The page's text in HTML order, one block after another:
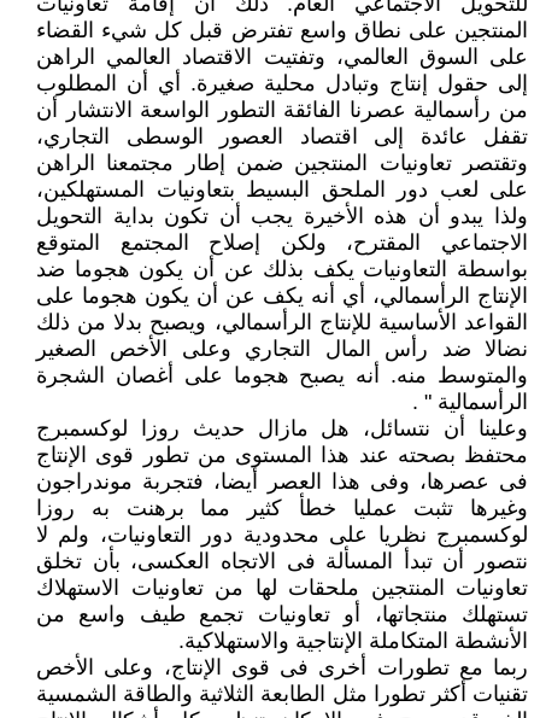
المنتجين على نطاق واسع تفترض قبل كل شيء القضاء
على السوق العالمي، وتفتيت الاقتصاد العالمي الراهن
إلى حقول إنتاج وتبادل محلية صغيرة. أي أن المطلوب
من رأسمالية عصرنا الفائقة التطور الواسعة الانتشار أن
تقفل عائدة إلى اقتصاد العصور الوسطى التجاري،
وتقتصر تعاونيات المنتجين ضمن إطار مجتمعنا الراهن
على لعب دور الملحق البسيط بتعاونيات المستهلكين،
ولذا يبدو أن هذه الأخيرة يجب أن تكون بداية التحويل
الاجتماعي المقترح، ولكن إصلاح المجتمع المتوقع
بواسطة التعاونيات يكف بذلك عن أن يكون هجوما ضد
الإنتاج الرأسمالي، أي أنه يكف عن أن يكون هجوما على
القواعد الأساسية للإنتاج الرأسمالي، ويصبح بدلا من ذلك
نضالا ضد رأس المال التجاري وعلى الأخص الصغير
والمتوسط منه. أنه يصبح هجوما على أغصان الشجرة
الرأسمالية " .
وعلينا أن نتسائل، هل مازال حديث روزا لوكسمبرج
محتفظ بصحته عند هذا المستوى من تطور قوى الإنتاج
فى عصرها، وفى هذا العصر أيضا، فتجربة موندراجون
وغيرها تثبت عمليا خطأ كثير مما برهنت به روزا
لوكسمبرج نظريا على محدودية دور التعاونيات، ولم لا
نتصور أن تبدأ المسألة فى الاتجاه العكسى، بأن تخلق
تعاونيات المنتجين ملحقات لها من تعاونيات الاستهلاك
تستهلك منتجاتها، أو تعاونيات تجمع طيف واسع من
الأنشطة المتكاملة الإنتاجية والاستهلاكية.
ربما مع تطورات أخرى فى قوى الإنتاج، وعلى الأخص
تقنيات أكثر تطورا مثل الطابعة الثلاثية والطاقة الشمسية